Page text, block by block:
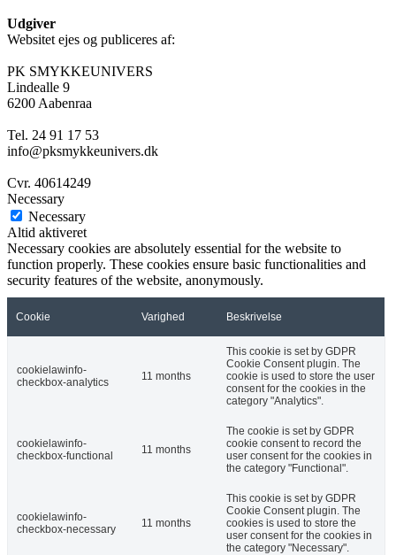
Udgiver
Websitet ejes og publiceres af:
PK SMYKKEUNIVERS
Lindealle 9
6200 Aabenraa
Tel. 24 91 17 53
info@pksmykkeunivers.dk
Cvr. 40614249
Necessary
Necessary
Altid aktiveret
Necessary cookies are absolutely essential for the website to
function properly. These cookies ensure basic functionalities and
security features of the website, anonymously.
Cookie Varighed Beskrivelse
cookielawinfo-
checkbox-analytics
11 months
This cookie is set by GDPR
Cookie Consent plugin. The
cookie is used to store the user
consent for the cookies in the
category "Analytics".
cookielawinfo-
checkbox-functional
11 months
The cookie is set by GDPR
cookie consent to record the
user consent for the cookies in
the category "Functional".
cookielawinfo-
checkbox-necessary
11 months
This cookie is set by GDPR
Cookie Consent plugin. The
cookies is used to store the
user consent for the cookies in
the category "Necessary".